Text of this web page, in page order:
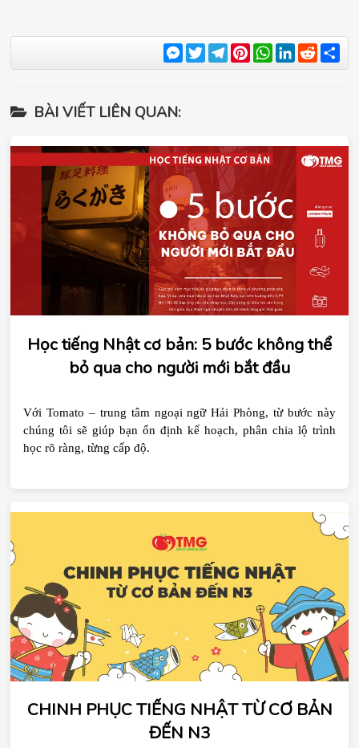
Messenger
TwitterTelegram
Pinterest
WhatsApp
LinkedIn
Reddit
BÀI VIẾT LIÊN QUAN:
Học tiếng Nhật cơ bản: 5 bước không thể
bỏ qua cho người mới bắt đầu
Với Tomato – trung tâm ngoại ngữ Hải Phòng, từ bước này
chúng tôi sẽ giúp bạn ổn định kế hoạch, phân chia lộ trình
học rõ ràng, từng cấp độ.
CHINH PHỤC TIẾNG NHẬT TỪ CƠ BẢN
ĐẾN N3